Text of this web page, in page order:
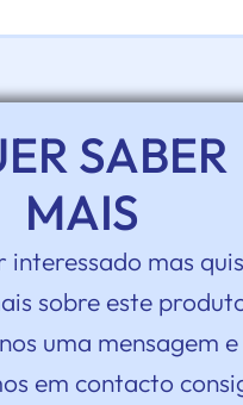
SABER
MAIS
interessado mas
sobre este
uma mensagem e
em contacto